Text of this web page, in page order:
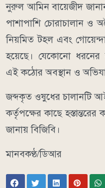
নুরুল আমিন বায়েজীদ জানান,
পাশাপাশি চোরাচালান ও
নিয়মিত টহল এবং
হয়েছে। যেকোনো ধরনের
এই কঠোর অবস্থান ও
জব্দকৃত ওষুধের চালানটি
কর্তৃপক্ষের কাছে হস্তান্তরের
জানায় বিজিবি।
মানবকণ্ঠ/ডিআর